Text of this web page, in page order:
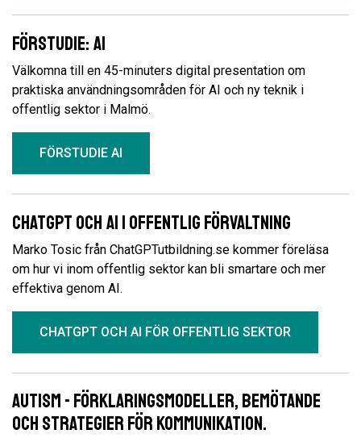
Förstudie: AI
Välkomna till en 45-minuters digital presentation om
praktiska användningsområden för AI och ny teknik i
offentlig sektor i Malmö.
FÖRSTUDIE AI
ChatGPT och AI i offentlig förvaltning
Marko Tosic från ChatGPTutbildning.se kommer föreläsa
om hur vi inom offentlig sektor kan bli smartare och mer
effektiva genom AI.
CHATGPT OCH AI FÖR OFFENTLIG SEKTOR
Autism - förklaringsmodeller, bemötande
och strategier för kommunikation.